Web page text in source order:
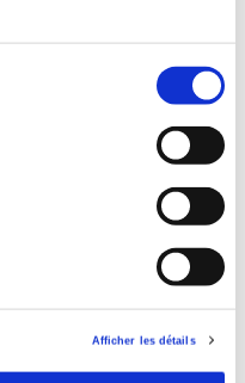
Afficher les détails
Relations